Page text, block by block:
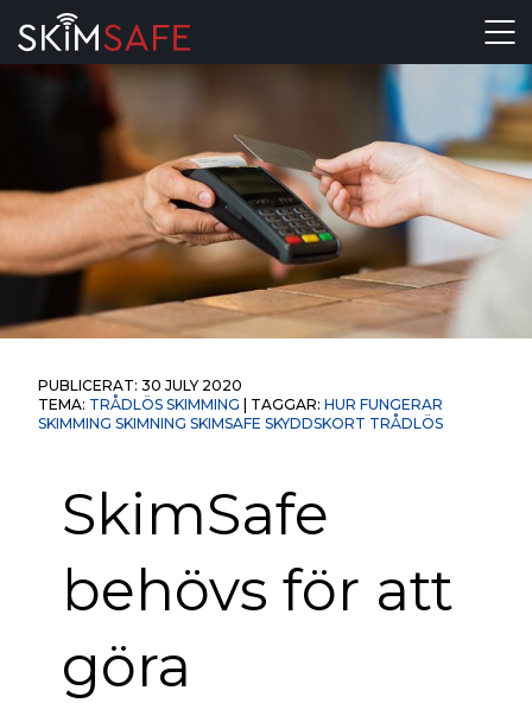
Skip to content
PUBLICERAT: 30 JULY 2020
TEMA: TRÅDLÖS SKIMMING | TAGGAR: HUR FUNGERAR
SKIMMING SKIMNING SKIMSAFE SKYDDSKORT TRÅDLÖS
SkimSafe
behövs för att
göra